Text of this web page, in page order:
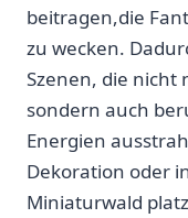
beitragen,die
zu wecken.
Szenen, die nicht
sondern auch
Energien
Dekoration oder
Miniaturwald